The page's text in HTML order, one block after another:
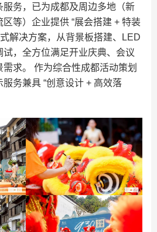
务，已为成都及周边多地（新
等）企业提供 “展会搭建 + 特装
解决方案，从背景板搭建、LED
，全方位满足开业庆典、会议
求。​ 作为综合性成都活动策划
务兼具 “创意设计 + 高效落